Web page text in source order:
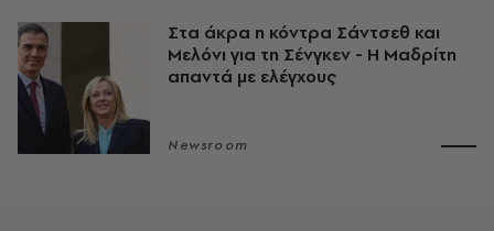
Στα άκρα η κόντρα Σάντσεθ και
Μελόνι για τη Σένγκεν - Η Μαδρίτη
απαντά με ελέγχους
Newsroom